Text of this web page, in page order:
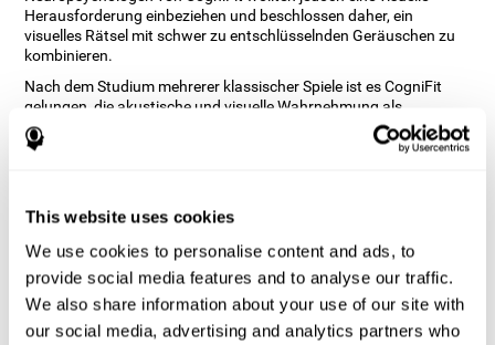
This website uses cookies
We use cookies to personalise content and ads, to
provide social media features and to analyse our traffic.
We also share information about your use of our site with
our social media, advertising and analytics partners who
Herausforderung einbeziehen und beschlossen daher, ein
visuelles Rätsel mit schwer zu entschlüsselnden Geräuschen zu
kombinieren.
Nach dem Studium mehrerer klassischer Spiele ist es CogniFit
gelungen, die akustische und visuelle Wahrnehmung als
Hauptelemente zu verschmelzen und darüber hinaus die
konzentrierte Aufmerksamkeit so einzubinden, dass sie
gleichzeitig und auf spielerische Weise trainiert.
Wie verbessert das Denkspiel
"Scrambled" meine kognitiven
Fähigkeiten?
Die Verwendung von Spielen wie Scrambled von CogniFit